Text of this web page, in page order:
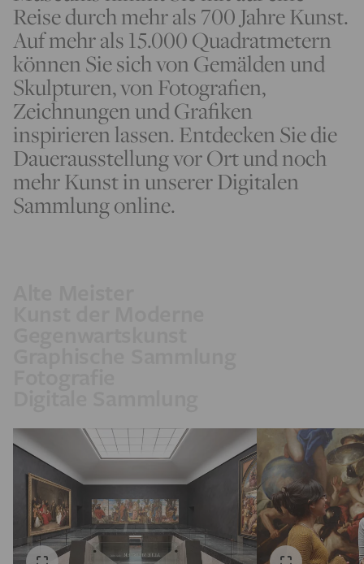
Reise durch mehr als 700 Jahre Kunst.
Auf mehr als 15.000 Quadratmetern
können Sie sich von Gemälden und
Skulpturen, von Fotografien,
Zeichnungen und Grafiken
inspirieren lassen. Entdecken Sie die
Dauerausstellung vor Ort und noch
mehr Kunst in unserer Digitalen
Sammlung online.